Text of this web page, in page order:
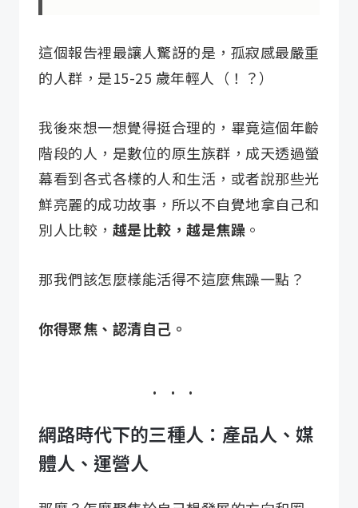
這個報告裡最讓人驚訝的是，孤寂感最嚴重
的人群，是15-25 歲年輕人（！？）
我後來想一想覺得挺合理的，畢竟這個年齡
階段的人，是數位的原生族群，成天透過螢
幕看到各式各樣的人和生活，或者說那些光
鮮亮麗的成功故事，所以不自覺地拿自己和
別人比較， 越是比較，越是焦躁 。
那我們該怎麼樣能活得不這麼焦躁一點？
你得聚焦、認清自己。
網路時代下的三種人：產品人、媒
體人、運營人